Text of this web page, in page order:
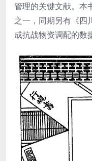
管理的关键文献。本
之一，同期另有《四
成抗战物资调配的数